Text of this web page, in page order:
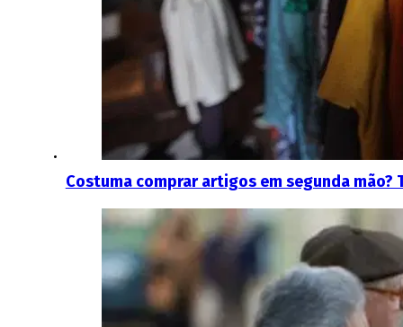
Costuma comprar artigos em segunda